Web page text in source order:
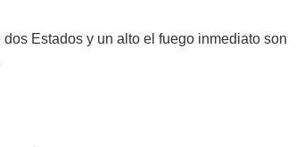
Estados y un alto el fuego inmediato son